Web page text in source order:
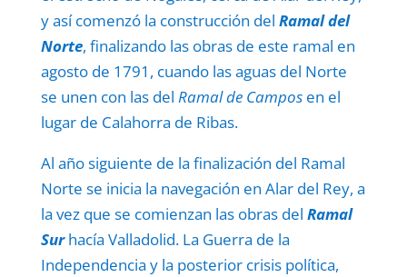
y así comenzó la construcción del Ramal del
Norte, finalizando las obras de este ramal en
agosto de 1791, cuando las aguas del Norte
se unen con las del Ramal de Camposen el
lugar de Calahorra de Ribas.
Al año siguiente de la finalización del Ramal
Norte se inicia la navegación en Alar del Rey, a
la vez que se comienzan las obras del Ramal
Surhacía Valladolid. La Guerra de la
Independencia y la posterior crisis política,